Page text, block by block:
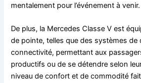
mentalement pour l’événement à venir.
De plus, la Mercedes Classe V est
de pointe, telles que des systèmes de
connectivité, permettant aux
productifs ou de se détendre selon
niveau de confort et de commodité